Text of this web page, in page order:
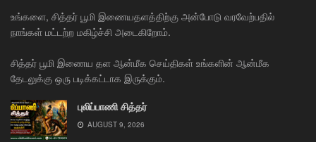
உங்களை, சித்தர் பூமி இணையதளத்திற்கு அன்போடு வரவேற்பதில்
நாங்கள் மட்டற்ற மகிழ்ச்சி அடைகிறோம்.
சித்தர் பூமி இணைய தள ஆன்மீக செய்திகள் உங்களின் ஆன்மீக
தேடலுக்கு ஒரு படிக்கட்டாக இருக்கும்.
புலிப்பாணி சித்தர்
AUGUST 9, 2026